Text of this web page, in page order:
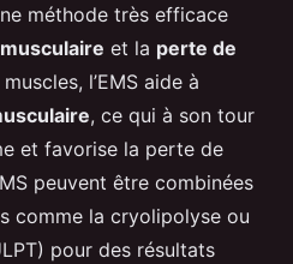
méthode très efficace
et la perte de
l’EMS aide à
, ce qui à son tour
et favorise la perte de
peuvent être combinées
comme la cryolipolyse ou
pour des résultats